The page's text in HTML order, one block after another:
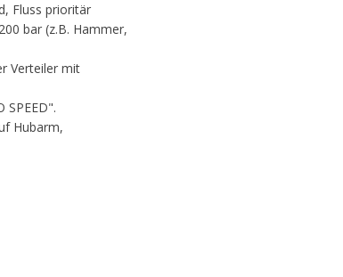
Fluss prioritär
bar (z.B. Hammer,
Verteiler mit
SPEED".
Hubarm,